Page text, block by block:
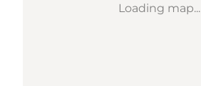
Loading map...